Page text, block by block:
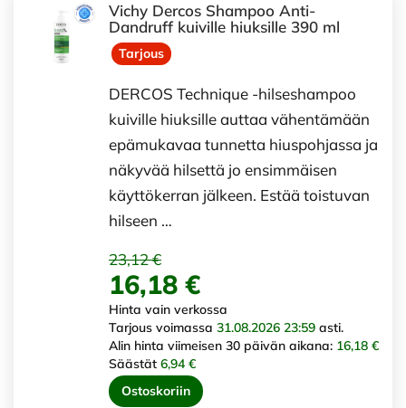
Vichy Dercos Shampoo Anti-
Dandruff kuiville hiuksille 390 ml
Tarjous
DERCOS Technique -hilseshampoo
kuiville hiuksille auttaa vähentämään
epämukavaa tunnetta hiuspohjassa ja
näkyvää hilsettä jo ensimmäisen
käyttökerran jälkeen. Estää toistuvan
hilseen …
23,12 €
16,18 €
Hinta vain verkossa
Tarjous voimassa 31.08.2026 23:59 asti.
Alin hinta viimeisen 30 päivän aikana: 16,18 €
Säästät 6,94 €
Ostoskoriin